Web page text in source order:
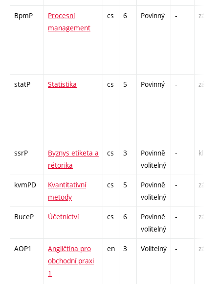
BpmP
Procesní
management
cs 6 Povinný - zá,zk
statP Statistika cs 5 Povinný - zá,zk
ssrP
Byznys etiketa a
rétorika
cs 3
Povinně
volitelný
- kl
kvmPD
Kvantitativní
metody
cs 5
Povinně
volitelný
- zá,zk
BuceP Účetnictví cs 6
Povinně
volitelný
- zá,zk
AOP1
Angličtina pro
obchodní praxi
1
en 3 Volitelný - zá,zk